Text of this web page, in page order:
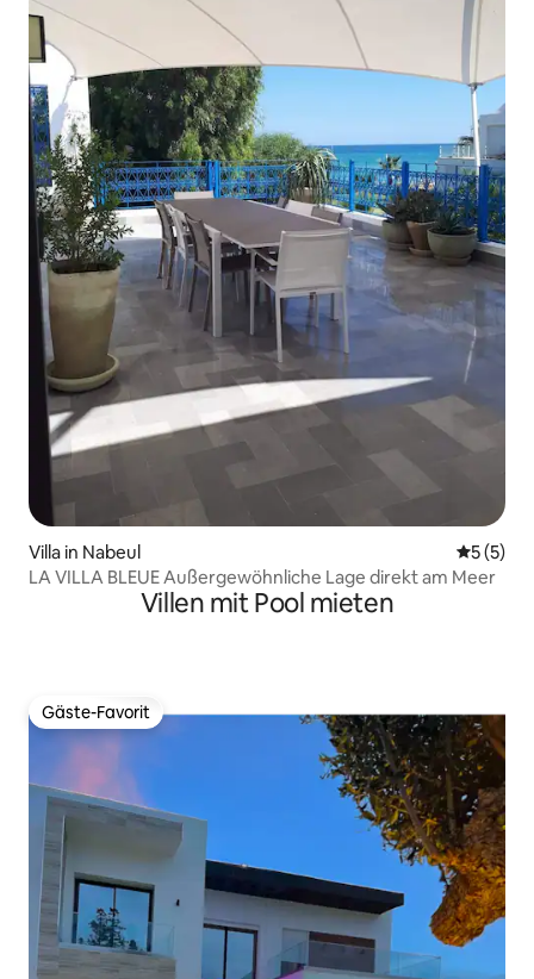
Villa in Nabeul‎
5 (5)
LA VILLA BLEUE Außergewöhnliche Lage direkt am Meer
Villen mit Pool mieten
Gäste-Favorit
Gäste-Favorit